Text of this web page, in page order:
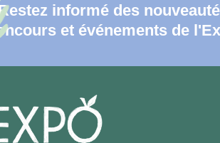
informé des
et événements de